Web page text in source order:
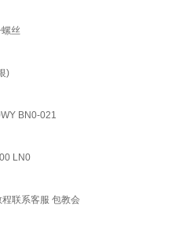
丝
)
BN0-021
LN0
联系客服 包教会